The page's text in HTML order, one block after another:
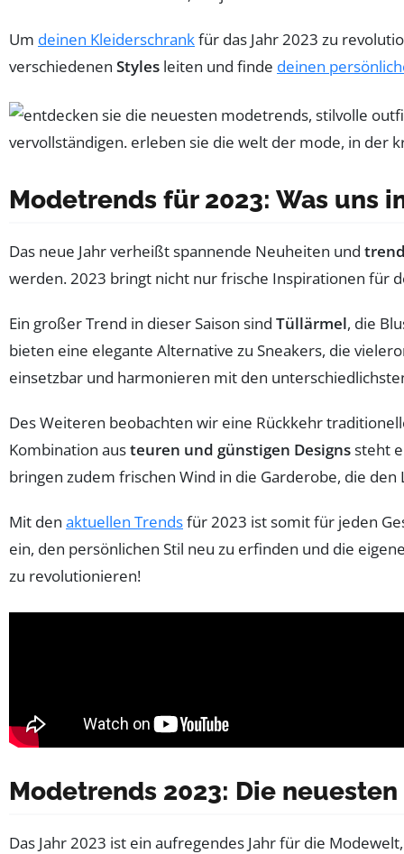
Um deinen Kleiderschrankfür das Jahr 2023 zu
verschiedenen Styles leiten und finde deinen
Modetrends für 2023: Was uns
Das neue Jahr verheißt spannende Neuheiten und
werden. 2023 bringt nicht nur frische Inspirationen für
Ein großer Trend in dieser Saison sind Tüllärmel, die
bieten eine elegante Alternative zu Sneakers, die
einsetzbar und harmonieren mit den
Des Weiteren beobachten wir eine Rückkehr
Kombination austeuren und günstigen Designssteht
bringen zudem frischen Wind in die Garderobe, die
Mit den aktuellen Trendsfür 2023 ist somit für jeden
ein, den persönlichen Stil neu zu erfinden und die
zu revolutionieren!
Modetrends 2023: Die
Das Jahr 2023 ist ein aufregendes Jahr für die